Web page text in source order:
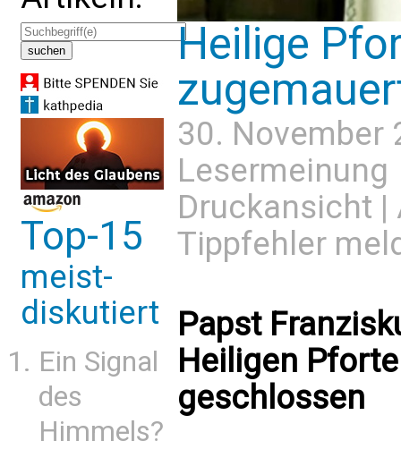
Top-15
meist-
diskutiert
Ein Signal
des
Himmels?
Heilige
30. November
Lesermeinung
Druckansicht |
Tippfehler
Papst
Heiligen
geschlossen